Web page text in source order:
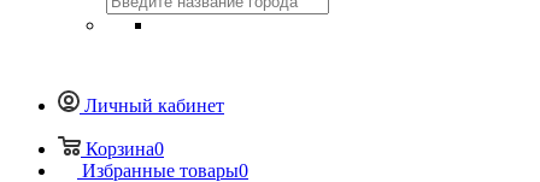
Личный кабинет
Корзина0
Избранные товары0